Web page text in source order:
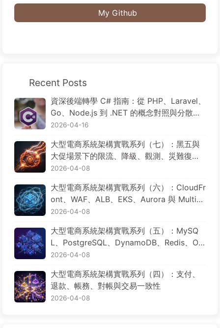
My Github
Recent Posts
資深後端轉學 C# 指南：從 PHP、Laravel、
Go、Node.js 到 .NET 的概念對照與分散式
電商實戰
2026-04-16
大型電商系統架構實戰系列（七）：黑五與
大促場景下的限流、降級、觀測、災難復原
與成本控制
2026-04-08
大型電商系統架構實戰系列（六）：CloudFr
ont、WAF、ALB、EKS、Aurora 與 Multi-R
egion，AWS 基礎設施如何規劃
2026-04-08
大型電商系統架構實戰系列（五）：MySQ
L、PostgreSQL、DynamoDB、Redis、Op
enSearch 與 S3，資料到底該放哪裡
2026-04-08
大型電商系統架構實戰系列（四）：支付、
退款、帳務、對帳與交易一致性
2026-04-08